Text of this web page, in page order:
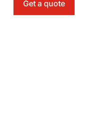
Get a quote